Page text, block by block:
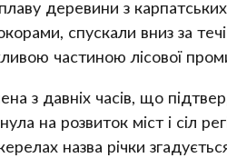
деревини з
спускали вниз за
частиною лісової
з давніх часів, що
на розвиток міст і сіл
назва річки